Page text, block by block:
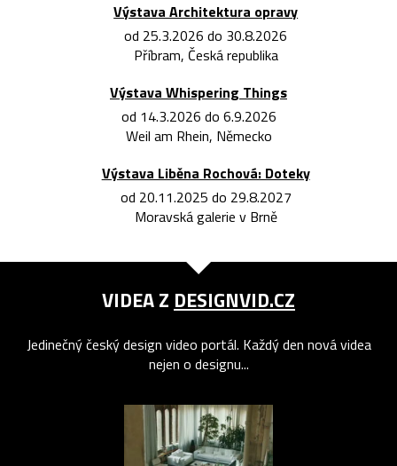
Výstava Architektura opravy
od 25.3.2026 do 30.8.2026
Příbram, Česká republika
Výstava Whispering Things
od 14.3.2026 do 6.9.2026
Weil am Rhein, Německo
Výstava Liběna Rochová: Doteky
od 20.11.2025 do 29.8.2027
Moravská galerie v Brně
VIDEA Z DESIGNVID.CZ
Jedinečný český design video portál. Každý den nová videa
nejen o designu...